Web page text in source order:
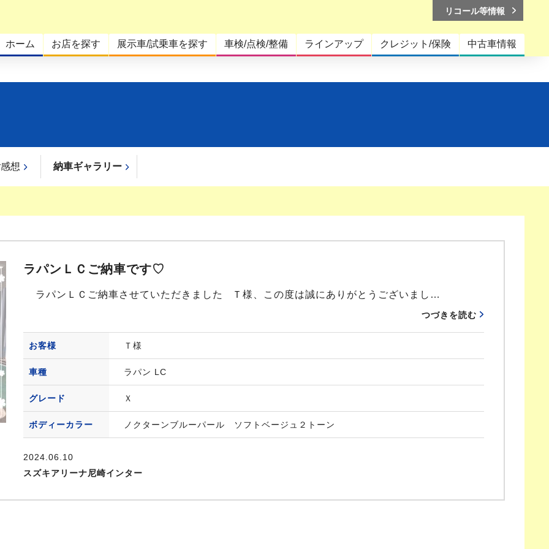
ホーム お店を探す 展示車/試乗車を探す 車検/点検/整備 ラインアップ クレジット/保険 中古車情報
リコール等情報
想 納車ギャラリー
ラパンＬＣご納車です♡
ラパンＬＣご納車させていただきました Ｔ様、この度は誠にありがとうございまし…
つづきを読む
お客様 Ｔ様
車種 ラパン LC
グレード Ｘ
ボディーカラー ノクターンブルーパール ソフトベージュ２トーン
2024.06.10
スズキアリーナ尼崎インター